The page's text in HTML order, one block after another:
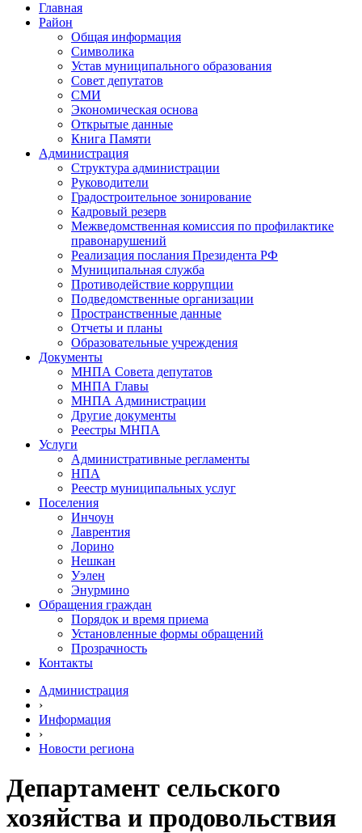
Главная
Район
Общая информация
Символика
Устав муниципального образования
Совет депутатов
СМИ
Экономическая основа
Открытые данные
Книга Памяти
Администрация
Структура администрации
Руководители
Градостроительное зонирование
Кадровый резерв
Межведомственная комиссия по профилактике
правонарушений
Реализация послания Президента РФ
Муниципальная служба
Противодействие коррупции
Подведомственные организации
Пространственные данные
Отчеты и планы
Образовательные учреждения
Документы
МНПА Совета депутатов
МНПА Главы
МНПА Администрации
Другие документы
Реестры МНПА
Услуги
Административные регламенты
НПА
Реестр муниципальных услуг
Поселения
Инчоун
Лаврентия
Лорино
Нешкан
Уэлен
Энурмино
Обращения граждан
Порядок и время приема
Установленные формы обращений
Прозрачность
Контакты
Администрация
›
Информация
›
Новости региона
Департамент сельского
хозяйства и продовольствия